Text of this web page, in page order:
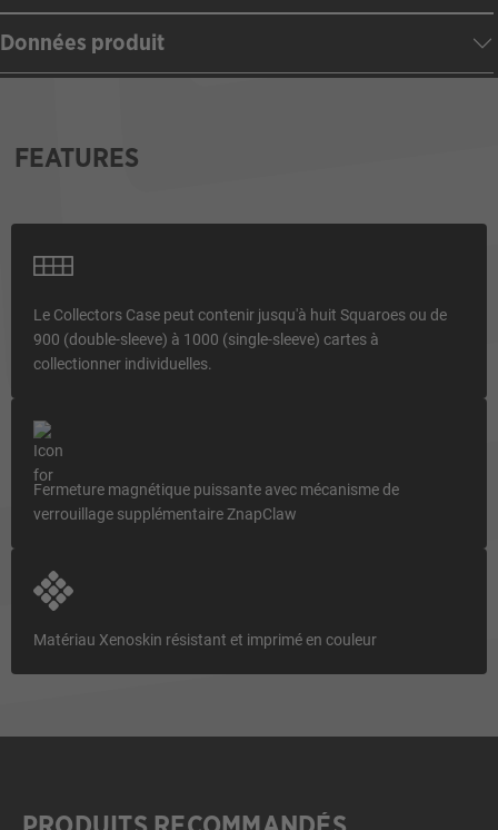
Données produit
FEATURES
Le Collectors Case peut contenir jusqu'à huit Squaroes ou de
900 (double-sleeve) à 1000 (single-sleeve) cartes à
collectionner individuelles.
Fermeture magnétique puissante avec mécanisme de
verrouillage supplémentaire ZnapClaw
Matériau Xenoskin résistant et imprimé en couleur
Ignorer la galerie de produits